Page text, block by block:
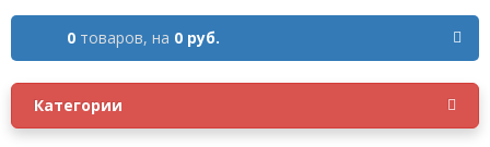
0 товаров, на 0 руб.
Категории